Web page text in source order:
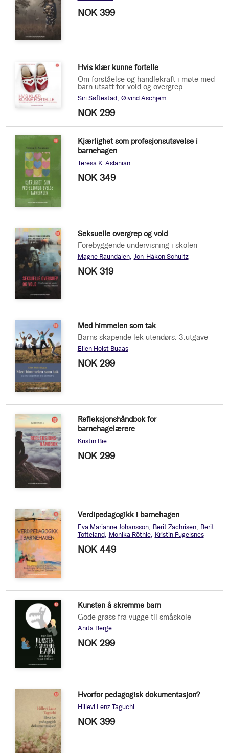
NOK 399
Hvis klær kunne fortelle
Om forståelse og handlekraft i møte med
barn utsatt for vold og overgrep
Siri Søftestad Øivind Aschjem
NOK 299
Kjærlighet som profesjonsutøvelse i
barnehagen
Teresa K. Aslanian
NOK 349
Seksuelle overgrep og vold
Forebyggende undervisning i skolen
Magne Raundalen Jon-Håkon Schultz
NOK 319
Med himmelen som tak
Barns skapende lek utendørs. 3.utgave
Ellen Holst Buaas
NOK 299
Refleksjonshåndbok for
barnehagelærere
Kristin Bie
NOK 299
Verdipedagogikk i barnehagen
Eva Marianne Johansson Berit Zachrisen
Berit
Tofteland
Monika Röthle Kristin Fugelsnes
NOK 449
Kunsten å skremme barn
Gode grøss fra vugge til småskole
Anita Berge
NOK 299
Hvorfor pedagogisk dokumentasjon?
Hillevi Lenz Taguchi
NOK 399